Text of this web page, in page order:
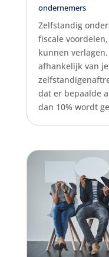
ondernemers
Zelfstandig
fiscale
kunnen
afhankelijk van
dat er bepaalde
dan 10% wordt